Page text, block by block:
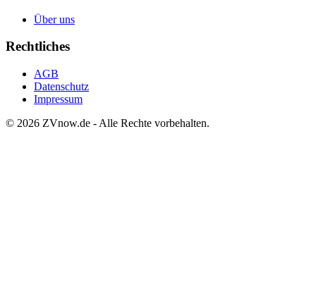
Über uns
Rechtliches
AGB
Datenschutz
Impressum
© 2026 ZVnow.de - Alle Rechte vorbehalten.